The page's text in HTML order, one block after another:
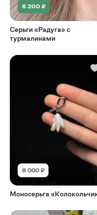
6 200 ₽
Cерьги «Радуга» с
турмалинами
8 000 ₽
Моносерьга